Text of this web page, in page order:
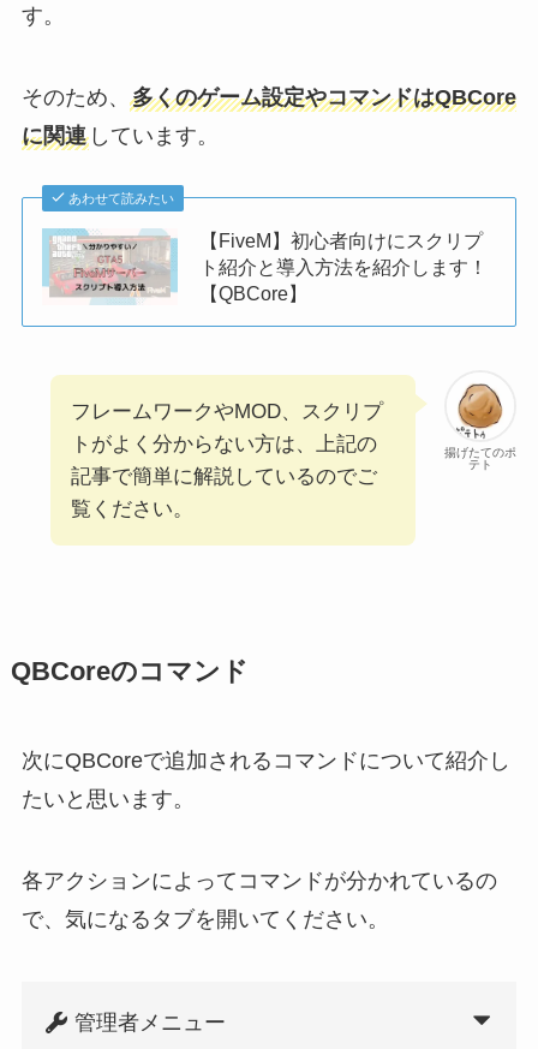
す。
そのため、 多くのゲーム設定やコマンドはQBCore
に関連しています。
あわせて読みたい
【FiveM】初心者向けにスクリプ
ト紹介と導入方法を紹介します！
【QBCore】
揚げたてのポ
テト
フレームワークやMOD、スクリプ
トがよく分からない方は、上記の
記事で簡単に解説しているのでご
覧ください。
QBCoreのコマンド
次にQBCoreで追加されるコマンドについて紹介し
たいと思います。
各アクションによってコマンドが分かれているの
で、気になるタブを開いてください。
管理者メニュー